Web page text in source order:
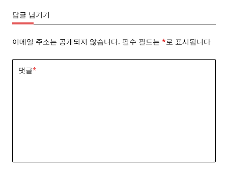
답글 남기기
이메일 주소는 공개되지 않습니다. 필수 필드는 *로 표시됩니다
댓글*